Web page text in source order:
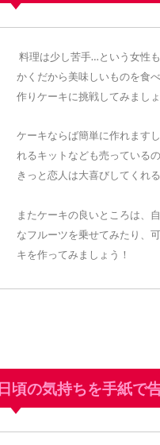
料理は少し苦手…という女性
かくだから美味しいものを食
作りケーキに挑戦してみましょ
ケーキならば簡単に作れます
れるキットなども売っている
きっと恋人は大喜びしてくれ
またケーキの良いところは、
なフルーツを乗せてみたり、
キを作ってみましょう！
日頃の気持ちを手紙で